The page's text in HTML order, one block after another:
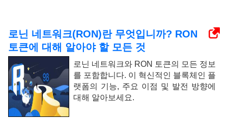
로닌 네트워크(RON)란 무엇입니까? RON
토큰에 대해 알아야 할 모든 것
로닌 네트워크와 RON 토큰의 모든 정보
를 포함합니다. 이 혁신적인 블록체인 플
랫폼의 기능, 주요 이점 및 발전 방향에
대해 알아보세요.